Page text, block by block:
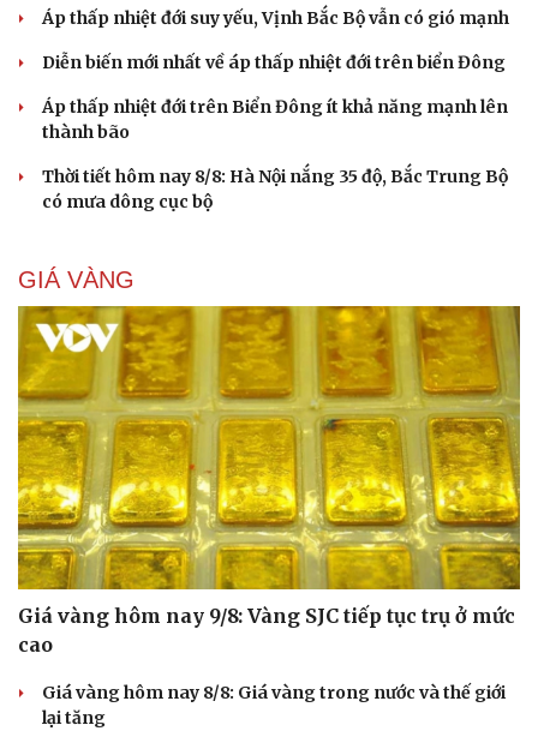
Áp thấp nhiệt đới suy yếu, Vịnh Bắc Bộ vẫn có gió mạnh
Diễn biến mới nhất về áp thấp nhiệt đới trên biển Đông
Áp thấp nhiệt đới trên Biển Đông ít khả năng mạnh lên
thành bão
Thời tiết hôm nay 8/8: Hà Nội nắng 35 độ, Bắc Trung Bộ
có mưa dông cục bộ
GIÁ VÀNG
Giá vàng hôm nay 9/8: Vàng SJC tiếp tục trụ ở mức
cao
Giá vàng hôm nay 8/8: Giá vàng trong nước và thế giới
lại tăng